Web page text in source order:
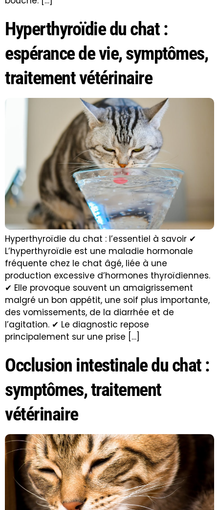
Hyperthyroïdie du chat :
espérance de vie, symptômes,
traitement vétérinaire
Hyperthyroïdie du chat : l’essentiel à savoir ✔
L’hyperthyroïdie est une maladie hormonale
fréquente chez le chat âgé, liée à une
production excessive d’hormones thyroïdiennes.
✔ Elle provoque souvent un amaigrissement
malgré un bon appétit, une soif plus importante,
des vomissements, de la diarrhée et de
l’agitation. ✔ Le diagnostic repose
principalement sur une prise […]
Occlusion intestinale du chat :
symptômes, traitement
vétérinaire